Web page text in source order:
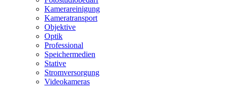
Kamerareinigung
Kameratransport
Objektive
Optik
Professional
Speichermedien
Stative
Stromversorgung
Videokameras